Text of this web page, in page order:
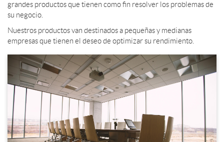
grandes productos que tienen como fin resolver los problemas de
su negocio.
Nuestros productos van destinados a pequeñas y medianas
empresas que tienen el deseo de optimizar su rendimiento.